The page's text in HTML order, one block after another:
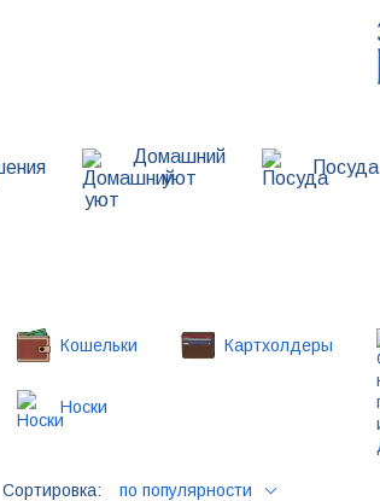
Домашний
уют
Посуда
Кошельки Картхолдеры
Носки
Сортировка: по популярности